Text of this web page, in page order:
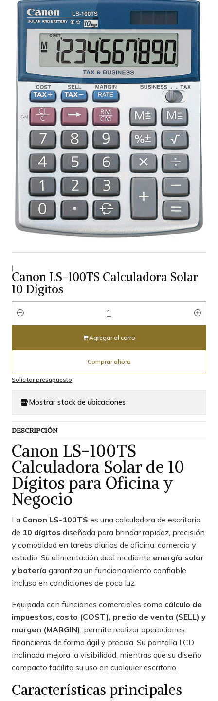
|
Canon LS-100TS Calculadora Solar
10 Dígitos
Cantidad
Agregar al carro
Comprar ahora
Solicitar presupuesto
Mostrar stock de ubicaciones
DESCRIPCIÓN
Canon LS-100TS
Calculadora Solar de 10
Dígitos para Oficina y
Negocio
La Canon LS-100TS es una calculadora de escritorio
de 10 dígitos diseñada para brindar rapidez, precisión
y comodidad en tareas diarias de oficina, comercio y
estudio. Su alimentación dual mediante energía solar
y batería garantiza un funcionamiento confiable
incluso en condiciones de poca luz.
Equipada con funciones comerciales como cálculo de
impuestos, costo (COST), precio de venta (SELL) y
margen (MARGIN) , permite realizar operaciones
financieras de forma ágil y precisa. Su pantalla LCD
inclinada mejora la visibilidad, mientras que su diseño
compacto facilita su uso en cualquier escritorio.
Características principales